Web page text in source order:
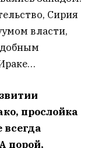
Сирия
власти,
прослойка
всегда
порой,